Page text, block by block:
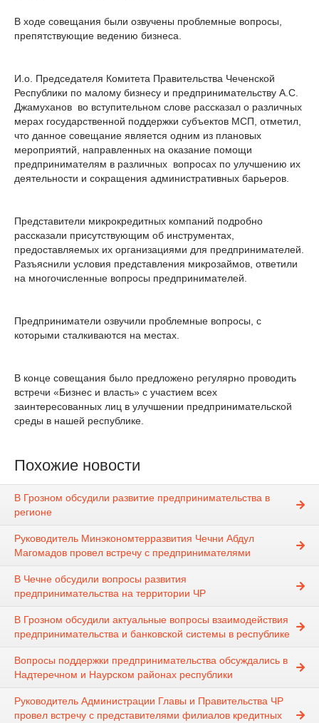
В ходе совещания были озвучены проблемные вопросы,
препятствующие ведению бизнеса.
И.о. Председателя Комитета Правительства Чеченской
Республики по малому бизнесу и предпринимательству А.С.
Джамуханов во вступительном слове рассказал о различных
мерах государственной поддержки субъектов МСП, отметил,
что данное совещание является одним из плановых
мероприятий, направленных на оказание помощи
предпринимателям в различных вопросах по улучшению их
деятельности и сокращения административных барьеров.
Представители микрокредитных компаний подробно
рассказали присутствующим об инструментах,
предоставляемых их организациями для предпринимателей.
Разъяснили условия представления микрозаймов, ответили
на многочисленные вопросы предпринимателей.
Предприниматели озвучили проблемные вопросы, с
которыми сталкиваются на местах.
В конце совещания было предложено регулярно проводить
встречи «Бизнес и власть» с участием всех
заинтересованных лиц в улучшении предпринимательской
среды в нашей республике.
Похожие новости
В Грозном обсудили развитие предпринимательства в
регионе
Руководитель Минэкономтерразвития Чечни Абдул
Магомадов провел встречу с предпринимателями
В Чечне обсудили вопросы развития
предпринимательства на территории ЧР
В Грозном обсудили актуальные вопросы взаимодействия
предпринимательства и банковской системы в республике
Вопросы поддержки предпринимательства обсуждались в
Надтеречном и Наурском районах республики
Руководитель Администрации Главы и Правительства ЧР
провел встречу с представителями филиалов кредитных